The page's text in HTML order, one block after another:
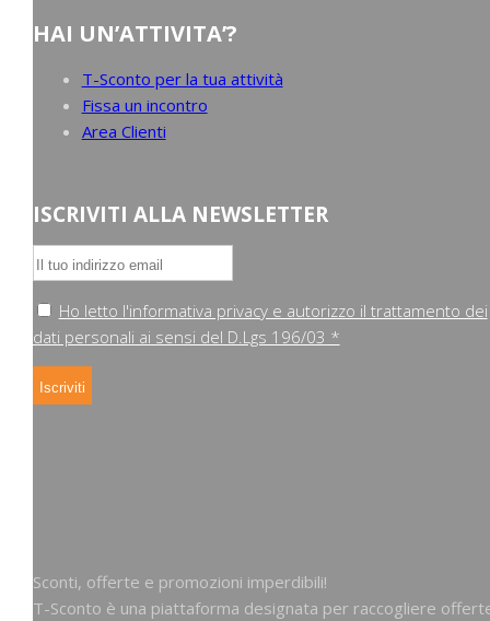
HAI UN’ATTIVITA’?
T-Sconto per la tua attività
Fissa un incontro
Area Clienti
ISCRIVITI ALLA NEWSLETTER
Ho letto l'informativa privacy e autorizzo il trattamento dei
dati personali ai sensi del D.Lgs 196/03 *
Sconti, offerte e promozioni imperdibili!
T-Sconto è una piattaforma designata per raccogliere